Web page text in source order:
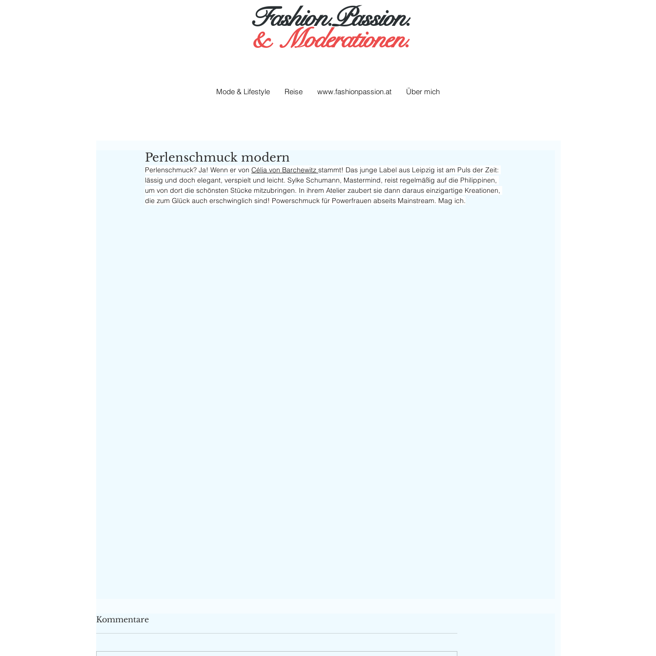
Fashion.Passion.
& Moderationen.
Mode & Lifestyle Reise www.fashionpassion.at Über mich
Perlenschmuck modern
Perlenschmuck? Ja! Wenn er von Célia von Barchewitz stammt! Das junge Label aus Leipzig ist am Puls der Zeit:
lässig und doch elegant, verspielt und leicht. Sylke Schumann, Mastermind, reist regelmäßig auf die Philippinen,
um von dort die schönsten Stücke mitzubringen. In ihrem Atelier zaubert sie dann daraus einzigartige Kreationen,
die zum Glück auch erschwinglich sind! Powerschmuck für Powerfrauen abseits Mainstream. Mag ich.
Kommentare